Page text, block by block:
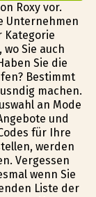
Roxy vor.
Unternehmen
Kategorie
Sie auch
Sie die
Bestimmt
machen.
an Mode
und
für Ihre
werden
Vergessen
wenn Sie
Liste der